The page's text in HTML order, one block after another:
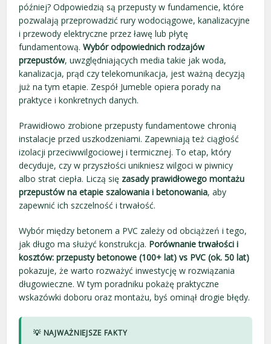
później? Odpowiedzią są przepusty w fundamencie, które
pozwalają przeprowadzić rury wodociągowe, kanalizacyjne
i przewody elektryczne przez ławę lub płytę
fundamentową.Wybór odpowiednich rodzajów
przepustów, uwzględniających media takie jak woda,
kanalizacja, prąd czy telekomunikacja, jest ważną decyzją
już na tym etapie. Zespół Jumeble opiera porady na
praktyce i konkretnych danych.
Prawidłowo zrobione przepusty fundamentowe chronią
instalacje przed uszkodzeniami. Zapewniają też ciągłość
izolacji przeciwwilgociowej i termicznej. To etap, który
decyduje, czy w przyszłości unikniesz wilgoci w piwnicy
albo strat ciepła. Liczą się zasady prawidłowego montażu
przepustów na etapie szalowania i betonowania, aby
zapewnić ich szczelność i trwałość.
Wybór między betonem a PVC zależy od obciążzeń i tego,
jak długo ma służyć konstrukcja. Porównanie trwałości i
kosztów: przepusty betonowe (100+ lat) vs PVC (ok. 50 lat)
pokazuje, że warto rozważyć inwestycję w rozwiązania
długowieczne. W tym poradniku pokażę praktyczne
wskazówki doboru oraz montażu, byś ominął drogie błędy.
💡 NAJWAŻNIEJSZE FAKTY